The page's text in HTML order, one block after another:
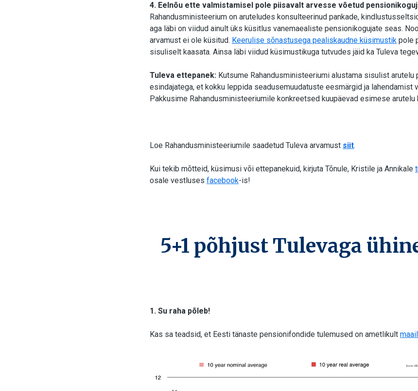
4. Eelnõu ette valmistamisel pole piisavalt arvesse võetud
Rahandusministeerium on aruteludes konsulteerinud pankade,
aga läbi on viidud ainult üks küsitlus vanemaealiste pensionikogujate seas.
arvamust ei ole küsitud. Keerulise sõnastusega pealiskaudne küsimustik pole
sisuliselt kaasata. Ainsa läbi viidud küsimustikuga tutvudes jäid ka Tuleva
Tuleva ettepanek: Kutsume Rahandusministeeriumi alustama sisulist arutelu
esindajatega, et kokku leppida seadusemuudatuste eesmärgid ja lahendamist
Pakkusime Rahandusministeeriumile konkreetsed kuupäevad esimese arutelu
Loe Rahandusministeeriumile saadetud Tuleva arvamust siit.
Kui tekib mõtteid, küsimusi või ettepanekuid, kirjuta Tõnule, Kristile ja Annikale
osale vestluses facebook-is!
5+1 põhjust Tulevaga
1. Su raha põleb!
Kas sa teadsid, et Eesti tänaste pensionifondide tulemused on ametlikult